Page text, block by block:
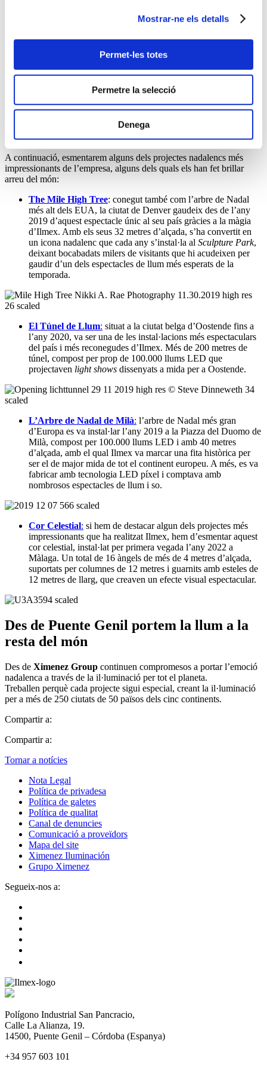
Mostrar-ne els detalls
Permet-les totes
Permetre la selecció
Denega
matriu, han aconseguit situar Puente Genil com a sinònim
excel·lència en il·luminació artística, essent un referent en
Els llums de Nadal del món
grup ha aconseguit desenvolupar projectes d’il·luminació en més de
250 ciutats dels cinc continents al llarg de tota la seva història.
A continuació, esmentarem alguns dels projectes nadalencs més
impressionants de l’empresa, alguns dels quals els han fet brillar
arreu del món:
The Mile High Tree: conegut també com l’arbre de Nadal
més alt dels EUA, la ciutat de Denver gaudeix des de l’any
2019 d’aquest espectacle únic al seu país gràcies a la màgia
d’Ilmex. Amb els seus 32 metres d’alçada, s’ha convertit en
un icona nadalenc que cada any s’instal·la al Sculpture Park,
deixant bocabadats milers de visitants que hi acudeixen per
gaudir d’un dels espectacles de llum més esperats de la
temporada.
El Túnel de Llum: situat a la ciutat belga d’Oostende fins a
l’any 2020, va ser una de les instal·lacions més espectaculars
del país i més reconegudes d’Ilmex. Més de 200 metres de
túnel, compost per prop de 100.000 llums LED que
projectaven light shows dissenyats a mida per a Oostende.
L’Arbre de Nadal de Milà: l’arbre de Nadal més gran
d’Europa es va instal·lar l’any 2019 a la Piazza del Duomo de
Milà, compost per 100.000 llums LED i amb 40 metres
d’alçada, amb el qual Ilmex va marcar una fita històrica per
ser el de major mida de tot el continent europeu. A més, es va
fabricar amb tecnologia LED píxel i comptava amb
nombrosos espectacles de llum i so.
Cor Celestial: si hem de destacar algun dels projectes més
impressionants que ha realitzat Ilmex, hem d’esmentar aquest
cor celestial, instal·lat per primera vegada l’any 2022 a
Màlaga. Un total de 16 àngels de més de 4 metres d’alçada,
suportats per columnes de 12 metres i guarnits amb esteles de
12 metres de llarg, que creaven un efecte visual espectacular.
Des de Puente Genil portem la llum a la
resta del món
Des de Ximenez Group continuen compromesos a portar l’emoció
nadalenca a través de la il·luminació per tot el planeta.
Treballen perquè cada projecte sigui especial, creant la il·luminació
per a més de 250 ciutats de 50 països dels cinc continents.
Compartir a:
Compartir a:
Tornar a notícies
Nota Legal
Política de privadesa
Política de galetes
Política de qualitat
Canal de denuncies
Comunicació a proveïdors
Mapa del site
Ximenez Iluminación
Grupo Ximenez
Segueix-nos a:
Polígono Industrial San Pancracio,
Calle La Alianza, 19.
14500, Puente Genil – Córdoba (Espanya)
+34 957 603 101